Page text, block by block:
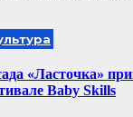
«Ласточка»
Baby Skills